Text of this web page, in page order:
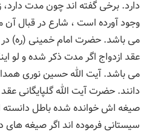
دارد. برخی گفته اند چون مدت
وجود آورده است ، شارع در قبال
می باشد. حضرت امام خمینی (ره) در
عقد ازدواج اگر مدت ذکر شده و لو
می باشد. آیت الله حسین نوری
دانند. حضرت آیت الله گلپایگانی
صیغه اش خوانده شده باطل
سیستانی فرموده اند اگر صیغه های